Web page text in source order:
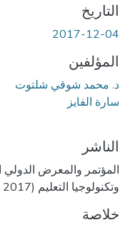
التاريخ
2017-12-04
المؤلفين
د. محمد شوقي شلتوت
سارة الفايز
الناشر
المؤتمر والمعرض الدولي
وتكنولوجيا التعليم (ICT Learn 2017) "نحو مجتمع تعليمي ذكي “
خلاصة